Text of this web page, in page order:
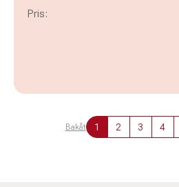
Pris:
Bakåt 1 2 3 4